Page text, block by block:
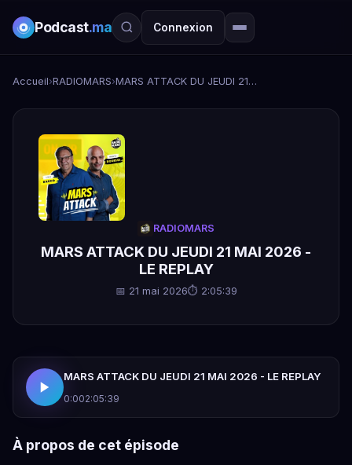
Podcast.ma Connexion
Accueil›RADIOMARS› MARS ATTACK DU JEUDI 21 MAI 2026 - LE REPLAY
RADIOMARS
MARS ATTACK DU JEUDI 21 MAI 2026 -
LE REPLAY
📅 21 mai 2026⏱ 2:05:39
MARS ATTACK DU JEUDI 21 MAI 2026 - LE REPLAY
0:002:05:39
À propos de cet épisode